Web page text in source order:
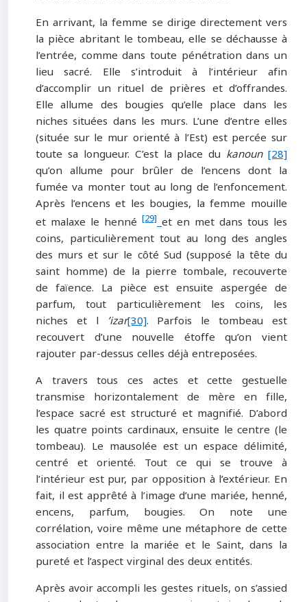
En arrivant, la femme se dirige directement vers
la pièce abritant le tombeau, elle se déchausse à
l’entrée, comme dans toute pénétration dans un
lieu sacré. Elle s’introduit à l’intérieur afin
d’accomplir un rituel de prières et d’offrandes.
Elle allume des bougies qu’elle place dans les
niches situées dans les murs. L’une d’entre elles
(située sur le mur orienté à l’Est) est percée sur
toute sa longueur. C’est la place du kanoun [28]
qu’on allume pour brûler de l’encens dont la
fumée va monter tout au long de l’enfoncement.
Après l’encens et les bougies, la femme mouille
et malaxe le henné [29] et en met dans tous les
coins, particulièrement tout au long des angles
des murs et sur le côté Sud (supposé la tête du
saint homme) de la pierre tombale, recouverte
de faïence. La pièce est ensuite aspergée de
parfum, tout particulièrement les coins, les
niches et l ’izar[30]. Parfois le tombeau est
recouvert d’une nouvelle étoffe qu’on vient
rajouter par-dessus celles déjà entreposées.
A travers tous ces actes et cette gestuelle
transmise horizontalement de mère en fille,
l’espace sacré est structuré et magnifié. D’abord
les quatre points cardinaux, ensuite le centre (le
tombeau). Le mausolée est un espace délimité,
centré et orienté. Tout ce qui se trouve à
l’intérieur est pur, par opposition à l’extérieur. En
fait, il est apprêté à l’image d’une mariée, henné,
encens, parfum, bougies. On note une
corrélation, voire même une métaphore de cette
association entre la mariée et le Saint, dans la
pureté et l’aspect virginal des deux entités.
Après avoir accompli les gestes rituels, on s’assied